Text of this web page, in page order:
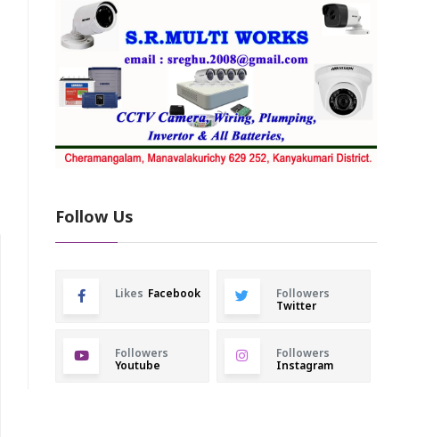
Follow Us
Likes Facebook
Followers
Twitter
Followers
Youtube
Followers
Instagram